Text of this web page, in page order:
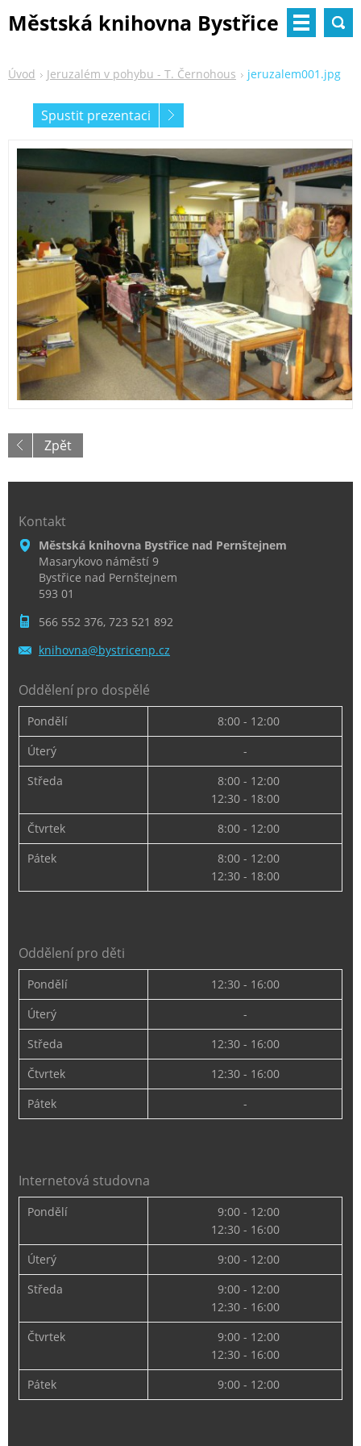
Městská knihovna Bystřice
Úvod Jeruzalém v pohybu - T. Černohous jeruzalem001.jpg
Spustit prezentaci
Zpět
Kontakt
Městská knihovna Bystřice nad Pernštejnem
Masarykovo náměstí 9
Bystřice nad Pernštejnem
593 01
566 552 376, 723 521 892
knihovna@bystricenp.cz
Oddělení pro dospělé
Pondělí
8:00 - 12:00
Úterý
-
Středa
8:00 - 12:00
12:30 - 18:00
Čtvrtek
8:00 - 12:00
Pátek
8:00 - 12:00
12:30 - 18:00
Oddělení pro děti
Pondělí
12:30 - 16:00
Úterý
-
Středa
12:30 - 16:00
Čtvrtek
12:30 - 16:00
Pátek
-
Internetová studovna
Pondělí
9:00 - 12:00
12:30 - 16:00
Úterý
9:00 - 12:00
Středa
9:00 - 12:00
12:30 - 16:00
Čtvrtek
9:00 - 12:00
12:30 - 16:00
Pátek
9:00 - 12:00